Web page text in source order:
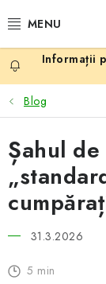
PROMOTII
ȘAH
PIESE DE ȘAH
TABLE DE ȘAH
CEAS DE ȘAH
CĂRȚI DE ȘAH
Blog
Șahul
31.3.2026
5 min